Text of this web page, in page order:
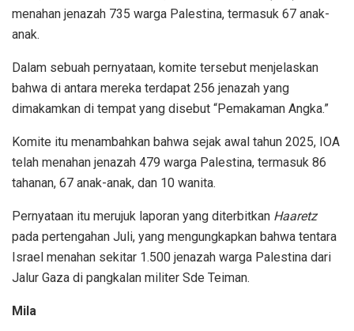
menahan jenazah 735 warga Palestina, termasuk 67 anak-
anak.
Dalam sebuah pernyataan, komite tersebut menjelaskan
bahwa di antara mereka terdapat 256 jenazah yang
dimakamkan di tempat yang disebut “Pemakaman Angka.”
Komite itu menambahkan bahwa sejak awal tahun 2025, IOA
telah menahan jenazah 479 warga Palestina, termasuk 86
tahanan, 67 anak-anak, dan 10 wanita.
Pernyataan itu merujuk laporan yang diterbitkan Haaretz
pada pertengahan Juli, yang mengungkapkan bahwa tentara
Israel menahan sekitar 1.500 jenazah warga Palestina dari
Jalur Gaza di pangkalan militer Sde Teiman.
Mila